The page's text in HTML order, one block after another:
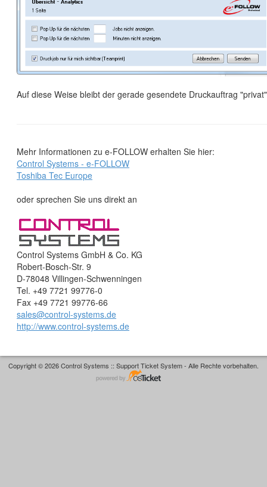
Auf diese Weise bleibt der gerade gesendete Druckauftrag
Mehr Informationen zu e-FOLLOW erhalten Sie hier:
Control Systems - e-FOLLOW
Toshiba Tec Europe
oder sprechen Sie uns direkt an
Control Systems GmbH & Co. KG
Robert-Bosch-Str. 9
D-78048 Villingen-Schwenningen
Tel. +49 7721 99776-0
Fax +49 7721 99776-66
sales@control-systems.de
http://www.control-systems.de
Copyright © 2026 Control Systems :: Support Ticket System - Alle Rechte vorbehalten.